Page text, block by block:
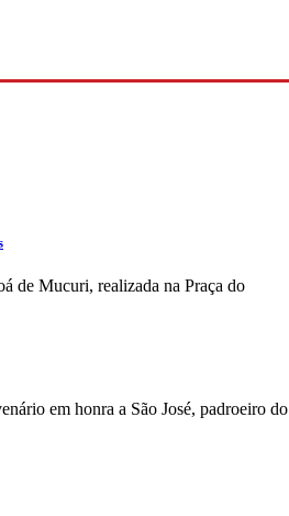
de Mucuri, realizada na Praça do
em honra a São José, padroeiro do